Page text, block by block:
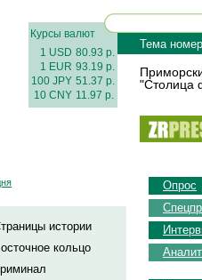
Курсы валют
1 USD 80.93 р.
1 EUR 93.19 р.
100 JPY 51.37 р.
10 CNY 11.97 р.
Тема
"Столица
истории
кольцо
Опрос